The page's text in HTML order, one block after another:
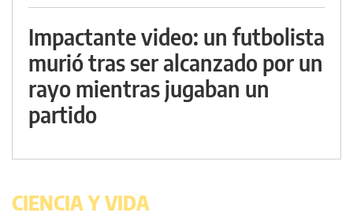
Impactante video: un futbolista
murió tras ser alcanzado por un
rayo mientras jugaban un
partido
CIENCIA Y VIDA